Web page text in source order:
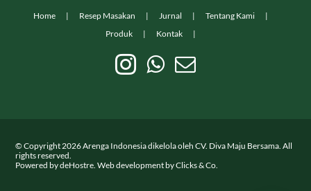
Home Resep Masakan Jurnal
Tentang Kami
Produk
Kontak
© Copyright2026Arenga Indonesia dikelola oleh CV. Diva Maju Bersama. All
rights reserved.
Powered bydeHostre. Web development byClicks & Co.